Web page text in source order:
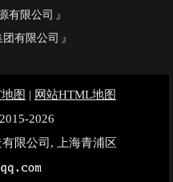
有限公司
有限公司
图 | 网站HTML地图
2026
限公司, 上海青浦区